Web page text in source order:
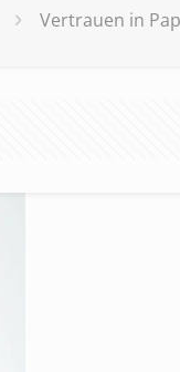
Vertrauen in